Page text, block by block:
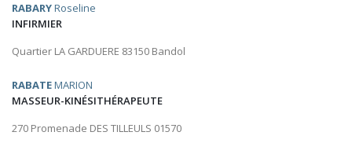
RABARYRoseline
INFIRMIER
Quartier LA GARDUERE 83150 Bandol
RABATEMARION
MASSEUR-KINÉSITHÉRAPEUTE
270 Promenade DES TILLEULS 01570